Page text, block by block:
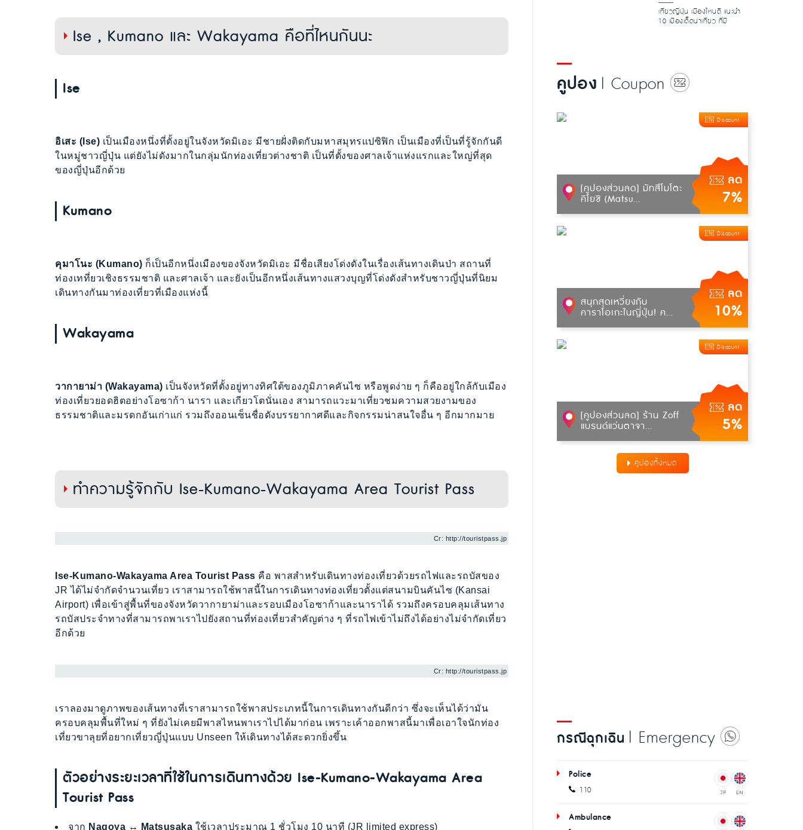
Ise , Kumano และ Wakayama คือที่ไหนกันนะ
Ise
อิเสะ (Ise) เป็นเมืองหนึ่งที่ตั้งอยู่ในจังหวัดมิเอะ มีชายฝั่งติดกับมหาสมุทรแปซิฟิก เป็นเมืองที่เป็นที่รู้จักกันดี
ในหมู่ชาวญี่ปุ่น แต่ยังไม่ดังมากในกลุ่มนักท่องเที่ยวต่างชาติ เป็นที่ตั้งของศาลเจ้าแห่งแรกและใหญ่ที่สุด
ของญี่ปุ่นอีกด้วย
Kumano
คุมาโนะ (Kumano) ก็เป็นอีกหนึ่งเมืองของจังหวัดมิเอะ มีชื่อเสียงโด่งดังในเรื่องเส้นทางเดินป่า สถานที่
ท่องเทที่ยวเชิงธรรมชาติ และศาลเจ้า และยังเป็นอีกหนึ่งเส้นทางแสวงบุญที่โด่งดังสำหรับชาวญี่ปุ่นที่นิยม
เดินทางกันมาท่องเที่ยวที่เมืองแห่งนี้
Wakayama
วากายาม่า (Wakayama) เป็นจังหวัดที่ตั้งอยู่ทางทิศใต้ของภูมิภาคคันไซ หรือพูดง่าย ๆ ก็คืออยู่ใกล้กับเมือง
ท่องเที่ยวยอดฮิตอย่างโอซาก้า นารา และเกียวโตนั่นเอง สามารถแวะมาเที่ยวชมความสวยงามของ
ธรรมชาติและมรดกอันเก่าแก่ รวมถึงออนเซ็นชื่อดังบรรยากาศดีและกิจกรรมน่าสนใจอื่น ๆ อีกมากมาย
ทำความรู้จักกับ Ise-Kumano-Wakayama Area Tourist Pass
Cr: http://touristpass.jp
Ise-Kumano-Wakayama Area Tourist Pass คือ พาสสำหรับเดินทางท่องเที่ยวด้วยรถไฟและรถบัสของ
JR ได้ไม่จำกัดจำนวนเที่ยว เราสามารถใช้พาสนี้ในการเดินทางท่องเที่ยวตั้งแต่สนามบินคันไซ (Kansai
Airport) เพื่อเข้าสู่พื้นที่ของจังหวัดวากายาม่าและรอบเมืองโอซาก้าและนาราได้ รวมถึงครอบคลุมเส้นทาง
รถบัสประจำทางที่สามารถพาเราไปยังสถานที่ท่องเที่ยวสำคัญต่าง ๆ ที่รถไฟเข้าไม่ถึงได้อย่างไม่จำกัดเที่ยว
อีกด้วย
Cr: http://touristpass.jp
เราลองมาดูภาพของเส้นทางที่เราสามารถใช้พาสประเภทนี้ในการเดินทางกันดีกว่า ซึ่งจะเห็นได้ว่ามัน
ครอบคลุมพื้นที่ใหม่ ๆ ที่ยังไม่เคยมีพาสไหนพาเราไปได้มาก่อน เพราะเค้าออกพาสนี้มาเพื่อเอาใจนักท่อง
เที่ยวขาลุยที่อยากเที่ยวญี่ปุ่นแบบ Unseen ให้เดินทางได้สะดวกยิ่งขึ้น
ตัวอย่างระยะเวลาที่ใช้ในการเดินทางด้วย Ise-Kumano-Wakayama Area
Tourist Pass
จาก Nagoya ↔ Matsusaka ใช้เวลาประมาณ 1 ชั่วโมง 10 นาที (JR limited express)
เที่ยวญี่ปุ่น เมืองไหนดี แนะนำ
10 เมืองเด็ดน่าเที่ยว ที่มี
คูปอง | Coupon
ลด
7%
Discount
[คูปองส่วนลด] มัทสึโมโตะ
คิโยชิ (Matsu...
ลด
10%
Discount
สนุกสุดเหวี่ยงกับ
คาราโอเกะในญี่ปุ่น! ค...
ลด
5%
Discount
[คูปองส่วนลด] ร้าน Zoff
แบรนด์แว่นตาจา...
คูปองทั้งหมด
กรณีฉุกเฉิน | Emergency
Police
110
Ambulance